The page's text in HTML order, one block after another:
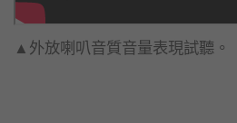
▲外放喇叭音質音量表現試聽。